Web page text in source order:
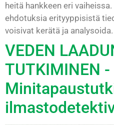
heitä hankkeen eri
ehdotuksia erityyppisistä
voisivat kerätä ja
VEDEN
TUTKIMINEN -